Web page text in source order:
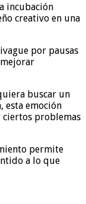
incubación
creativo en una
por pausas
buscar un
esta emoción
ciertos problemas
permite
a lo que